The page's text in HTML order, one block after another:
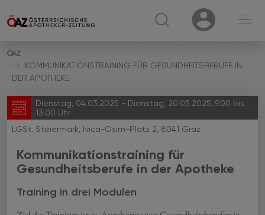
USER USER ☰
KOMMUNIKATIONSTRAINING FÜR GESUNDHEITSBERUFE IN
DER APOTHEKE
Dienstag, 04.03.2025 - Dienstag, 20.05.2025, 9.00 bis
13.00 Uhr
LGSt. Steiermark, Ivica-Osim-Platz 2, 8041 Graz
Kommunikationstraining für
Gesundheitsberufe in der Apotheke
Training in drei Modulen